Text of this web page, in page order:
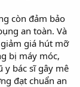
còn đảm bảo
an toàn. Và
giá hút mỡ
bị máy móc,
bác sĩ gây mê
đạt chuẩn an